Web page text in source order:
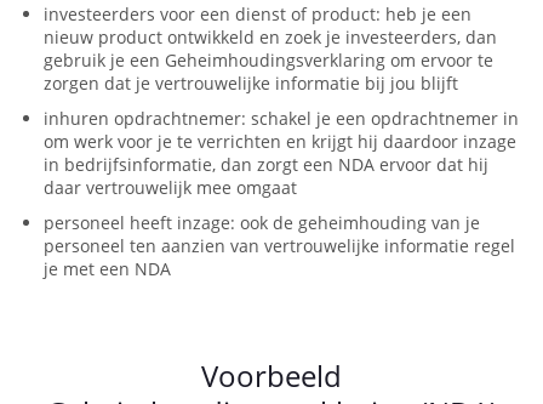
investeerders voor een dienst of product: heb je een
nieuw product ontwikkeld en zoek je investeerders, dan
gebruik je een Geheimhoudingsverklaring om ervoor te
zorgen dat je vertrouwelijke informatie bij jou blijft
inhuren opdrachtnemer: schakel je een opdrachtnemer in
om werk voor je te verrichten en krijgt hij daardoor inzage
in bedrijfsinformatie, dan zorgt een NDA ervoor dat hij
daar vertrouwelijk mee omgaat
personeel heeft inzage: ook de geheimhouding van je
personeel ten aanzien van vertrouwelijke informatie regel
je met een NDA
Voorbeeld